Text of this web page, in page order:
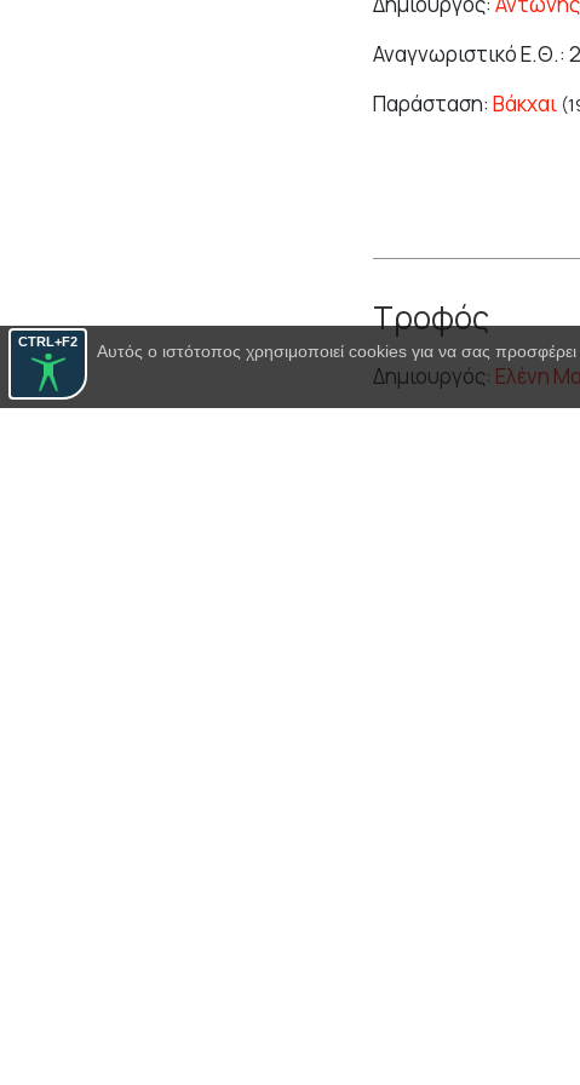
CTRL+F2
Αναγνωριστικό Ε.Θ.:
Παράσταση: Βάκχαι
Τροφός
Δημιουργός: Ελένη
Αυτός ο ιστότοπος χρησιμοποιεί cookies για να σας